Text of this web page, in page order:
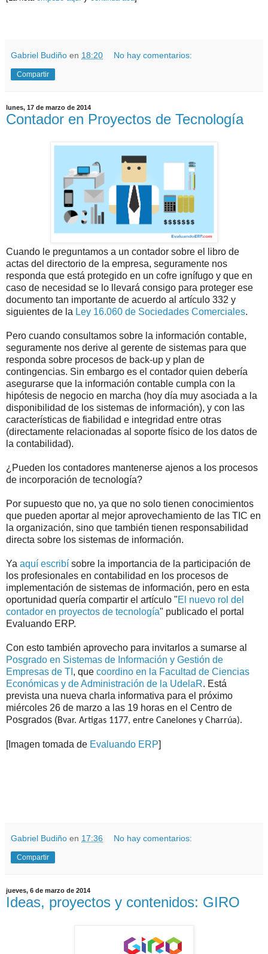
Gabriel Budiño en 18:20 No hay comentarios:
Compartir
lunes, 17 de marzo de 2014
Contador en Proyectos de Tecnología
Cuando le preguntamos a un contador sobre el libro de
actas del directorio de la empresa, seguramente nos
responda que está protegido en un cofre ignífugo y que en
caso de necesidad se lo llevará consigo para proteger ese
documento tan importante de acuerdo al artículo 332 y
siguientes de la Ley 16.060 de Sociedades Comerciales.
Pero cuando consultamos sobre la información contable,
seguramente nos derive al gerente de sistemas para que
responda sobre procesos de back-up y plan de
contingencias. Sin embargo es el contador quien debería
asegurarse que la información contable cumpla con la
hipótesis de negocio en marcha (hoy día muy asociada a la
disponibilidad de los sistemas de información), y con las
características de fiabilidad e integridad entre otras
(directamente relacionadas al soporte físico de los datos de
la contabilidad).
¿Pueden los contadores mantenerse ajenos a los procesos
de incorporación de tecnología?
Por supuesto que no, ya que no solo tienen conocimientos
que pueden aportar al mejor aprovechamiento de las TIC en
la organización, sino que también tienen responsabilidad
directa sobre los sistemas de información.
Ya aquí escribí sobre la importancia de la participación de
los profesionales en contabilidad en los procesos de
implementación de sistemas de información, pero en esta
oportunidad quería compartir el artículo "El nuevo rol del
contador en proyectos de tecnología" publicado el portal
Evaluando ERP.
Con esto también aprovecho para invitarlos a sumarse al
Posgrado en Sistemas de Información y Gestión de
Empresas de TI , que coordino en la Facultad de Ciencias
Económicas y de Administración de la UdelaR. Está
prevista una nueva charla informativa para el próximo
miércoles 26 de marzo a las 19 horas en el Centro de
Posgrados (Bvar. Artigas 1177, entre Canelones y Charrúa).
[Imagen tomada de Evaluando ERP]
Gabriel Budiño en 17:36 No hay comentarios:
Compartir
jueves, 6 de marzo de 2014
Ideas, proyectos y contenidos: GIRO